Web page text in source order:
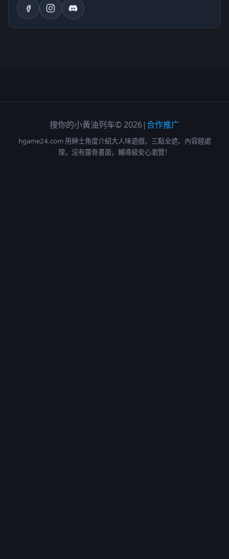
搜你的小黃油列车© 2026|合作推广
hgame24.com 用紳士角度介紹大人味遊戲，三點全遮、內容經處
理，沒有露骨畫面，輔導級安心瀏覽！